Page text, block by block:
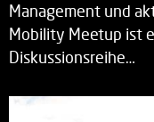
Management und
Mobility Meetup ist
Diskussionsreihe…